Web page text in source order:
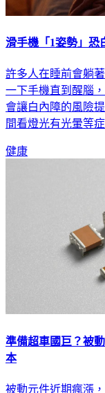
滑手機「1姿勢」恐
許多人在睡前會躺
一下手機直到醒腦
會讓白內障的風險
間看燈光有光暈等
健康
準備超車國巨？被
本
被動元件近期瘋漲